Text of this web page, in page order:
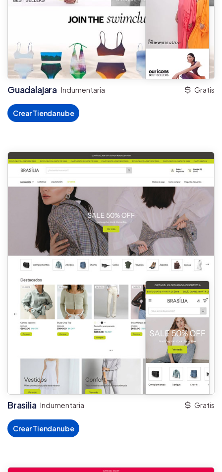
Guadalajara Indumentaria Gratis
Crear Tiendanube
Brasilia Indumentaria Gratis
Crear Tiendanube